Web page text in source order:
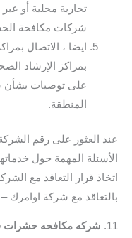
تجارية محلية أو عبر
شركات مكافحة
ايضا ، الاتصال
بمراكز الإرشاد
على توصيات بشأن
المنطقة.
عند العثور على رقم
الأسئلة المهمة حول
اتخاذ قرار التعاقد مع
بالتعاقد مع شركة
11.
شركه مكافحه حشرات